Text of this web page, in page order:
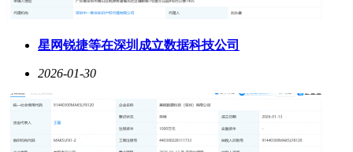
星网锐捷等在深圳成立数据科技公司
2026-01-30